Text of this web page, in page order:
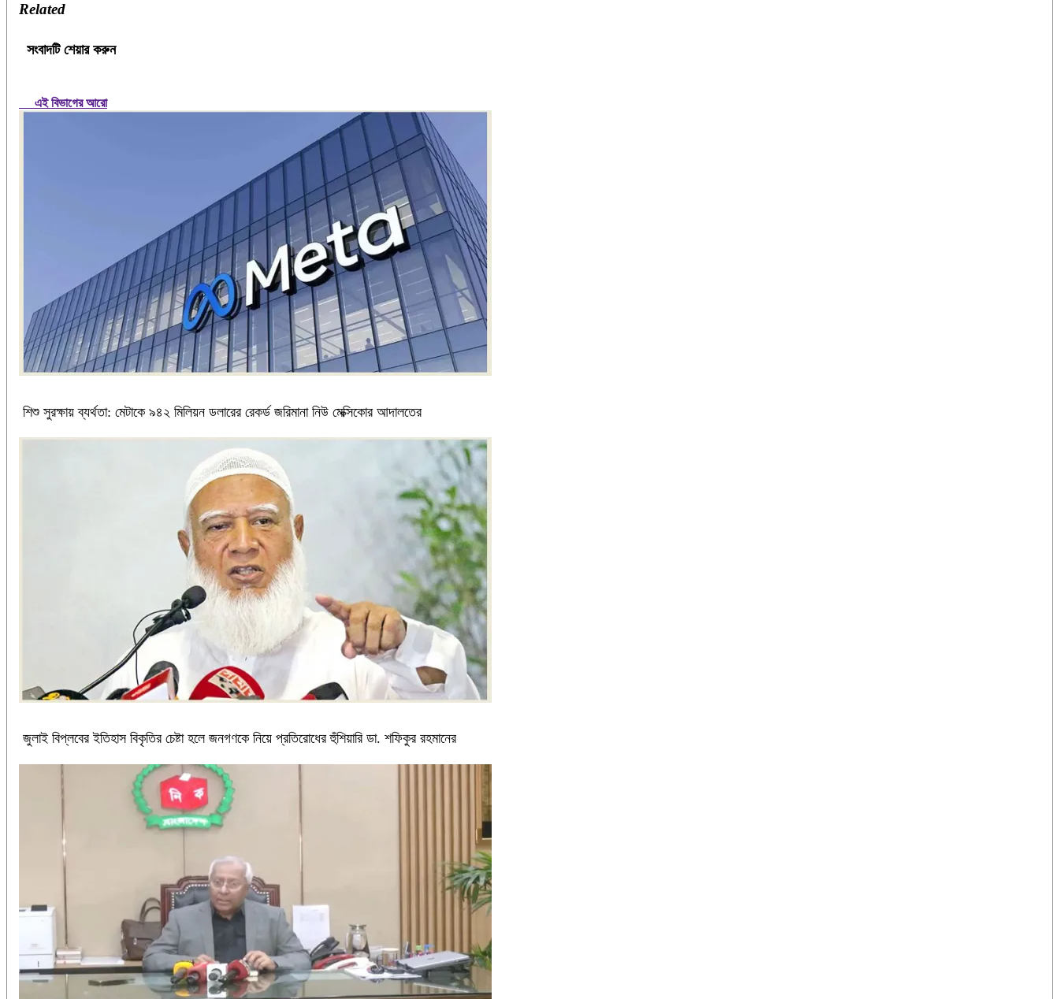
Related
সংবাদটি শেয়ার করুন
এই বিভাগের আরো
শিশু সুরক্ষায় ব্যর্থতা: মেটাকে ৯৪২ মিলিয়ন ডলারের রেকর্ড জরিমানা নিউ মেক্সিকোর আদালতের
জুলাই বিপ্লবের ইতিহাস বিকৃতির চেষ্টা হলে জনগণকে নিয়ে প্রতিরোধের হুঁশিয়ারি ডা. শফিকুর রহমানের